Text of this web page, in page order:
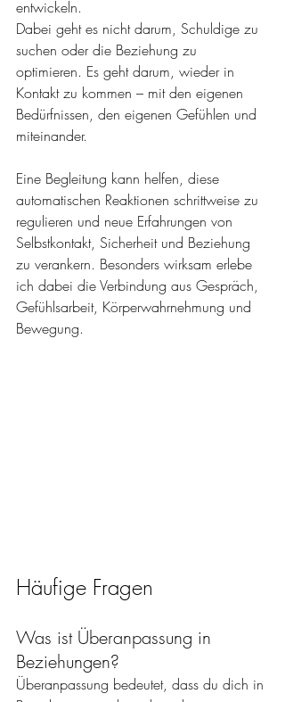
entwickeln.
Dabei geht es nicht darum, Schuldige zu
suchen oder die Beziehung zu
optimieren. Es geht darum, wieder in
Kontakt zu kommen – mit den eigenen
Bedürfnissen, den eigenen Gefühlen und
miteinander.
Eine Begleitung kann helfen, diese
automatischen Reaktionen schrittweise zu
regulieren und neue Erfahrungen von
Selbstkontakt, Sicherheit und Beziehung
zu verankern. Besonders wirksam erlebe
ich dabei die Verbindung aus Gespräch,
Gefühlsarbeit, Körperwahrnehmung und
Bewegung.
Häufige Fragen
Was ist Überanpassung in
Beziehungen?
Überanpassung bedeutet, dass du dich in